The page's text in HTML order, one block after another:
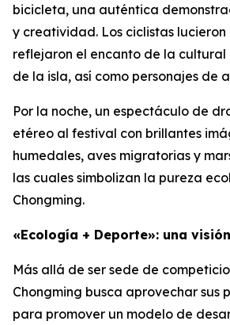
bicicleta, una auténtica
y creatividad. Los ciclistas
reflejaron el encanto de la cultural
de la isla, así como personajes de
Por la noche, un espectáculo de
etéreo al festival con brillantes
humedales, aves migratorias y
las cuales simbolizan la pureza
Chongming.
«Ecología + Deporte»: una
Más allá de ser sede de
Chongming busca aprovechar sus
para promover un modelo de